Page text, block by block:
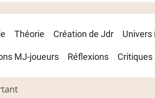
Théorie Création de Jdr Univers
MJ-joueurs Réflexions Critiques